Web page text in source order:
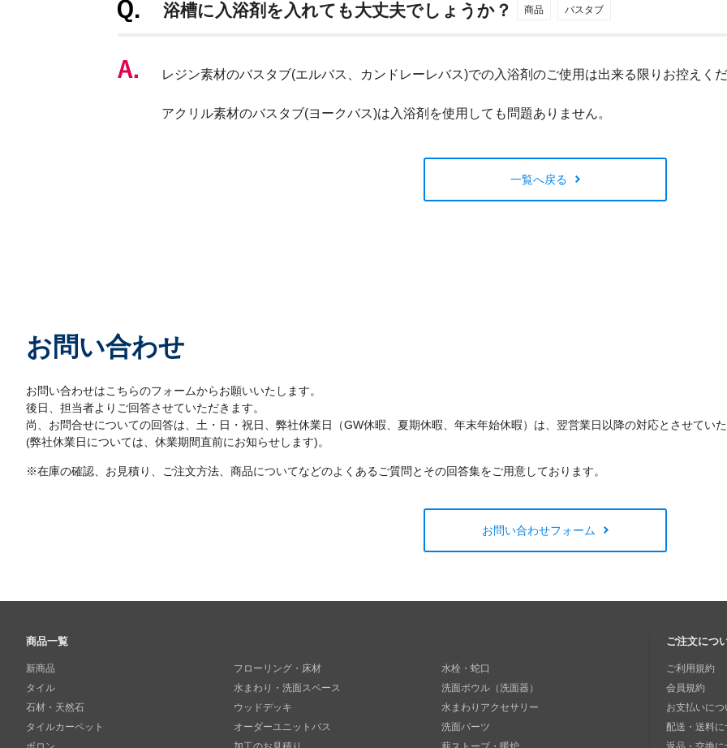
浴槽に入浴剤を入れても大丈夫でしょうか？ 商品 バスタブ
レジン素材のバスタブ(エルバス、カンドレーレバス)での入浴剤のご使用は出来る限りお控えく
アクリル素材のバスタブ(ヨークバス)は入浴剤を使用しても問題ありません。
一覧へ戻る
お問い合わせ
お問い合わせはこちらのフォームからお願いいたします。
後日、担当者よりご回答させていただきます。
尚、お問合せについての回答は、土・日・祝日、弊社休業日（GW休暇、夏期休暇、年末年始休暇）は、翌営業日以降の対応とさせてい
(弊社休業日については、休業期間直前にお知らせします)。
※在庫の確認、お見積り、ご注文方法、商品についてなどのよくあるご質問とその回答集をご用意しております。
お問い合わせフォーム
商品一覧
新商品
タイル
石材・天然石
タイルカーペット
フローリング・床材
水まわり・洗面スペース
ウッドデッキ
オーダーユニットバス
水栓・蛇口
洗面ボウル（洗面器）
水まわりアクセサリー
洗面パーツ
ご注文につ
ご利用規約
会員規約
お支払いにつ
配送・送料